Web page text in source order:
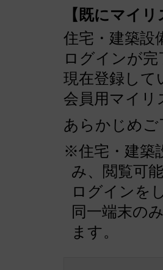
【既にマイ
住宅・建築設
ログインが完
現在登録して
会員用マイリ
あらかじめご
※住宅・建築
み、閲覧可
ログインを
同一端末の
ます。